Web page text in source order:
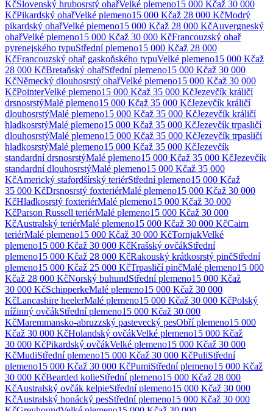
KčSlovenský hrubosrstý ohařVelké plemeno15 000 Kčaž 30 000
KčPikardský ohařVelké plemeno15 000 Kčaž 28 000 KčModrý
pikardský ohařVelké plemeno15 000 Kčaž 28 000 KčAuvergneský
ohařVelké plemeno15 000 Kčaž 30 000 KčFrancouzský ohař
pyrenejského typuStředníplemeno15 000 Kčaž 28 000
KčFrancouzský ohař gaskoňského typuVelké plemeno15 000 Kčaž
28 000 KčBretaňský ohařStředníplemeno15 000 Kčaž 30 000
KčNěmecký dlouhosrstý ohařVelké plemeno15 000 Kčaž 30 000
KčPointerVelké plemeno15 000 Kčaž 35 000 KčJezevčík králičí
drsnosrstýMalé plemeno15 000 Kčaž 35 000 KčJezevčík králičí
dlouhosrstýMalé plemeno15 000 Kčaž 35 000 KčJezevčík králičí
hladkosrstýMalé plemeno15 000 Kčaž 35 000 KčJezevčík trpasličí
dlouhosrstýMalé plemeno15 000 Kčaž 35 000 KčJezevčík trpasličí
hladkosrstýMalé plemeno15 000 Kčaž 35 000 KčJezevčík
standardní drsnosrstýMalé plemeno15 000 Kčaž 35 000 KčJezevčík
standardní dlouhosrstýMalé plemeno15 000 Kčaž 35 000
KčAmerický stafordšírský teriérStředníplemeno15 000 Kčaž
35 000 KčDrsnosrstý foxteriérMalé plemeno15 000 Kčaž 30 000
KčHladkosrstý foxteriérMalé plemeno15 000 Kčaž 30 000
KčParson Russell teriérMalé plemeno15 000 Kčaž 30 000
KčAustralský teriérMalé plemeno15 000 Kčaž 30 000 KčCairn
teriérMalé plemeno15 000 Kčaž 30 000 KčTornjakVelké
plemeno15 000 Kčaž 30 000 KčKrašský ovčákStřední
plemeno15 000 Kčaž 28 000 KčRakouský krátkosrstý pinčStřední
plemeno15 000 Kčaž 25 000 KčTrpasličí pinčMalé plemeno15 000
Kčaž 28 000 KčNorský buhundStředníplemeno15 000 Kčaž
30 000 KčSchipperkeMalé plemeno15 000 Kčaž 30 000
KčLancashire heelerMalé plemeno15 000 Kčaž 30 000 KčPolský
nížinný ovčákStředníplemeno15 000 Kčaž 30 000
KčMaremmansko-abruzzský pastevecký pesObříplemeno15 000
Kčaž 30 000 KčHolandský ovčákVelké plemeno15 000 Kčaž
30 000 KčPikardský ovčákVelké plemeno15 000 Kčaž 30 000
KčMudiStředníplemeno15 000 Kčaž 30 000 KčPuliStřední
plemeno15 000 Kčaž 30 000 KčPumiStředníplemeno15 000 Kčaž
30 000 KčBearded kolieStředníplemeno15 000 Kčaž 28 000
KčAustralský ovčák kelpieStředníplemeno15 000 Kčaž 30 000
KčAustralský honácký pesStředníplemeno15 000 Kčaž 30 000